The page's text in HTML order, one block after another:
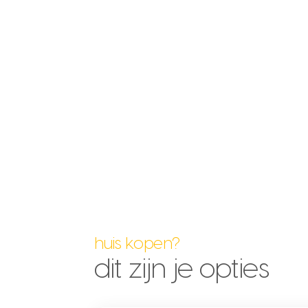
huis kopen?
dit zijn je opties